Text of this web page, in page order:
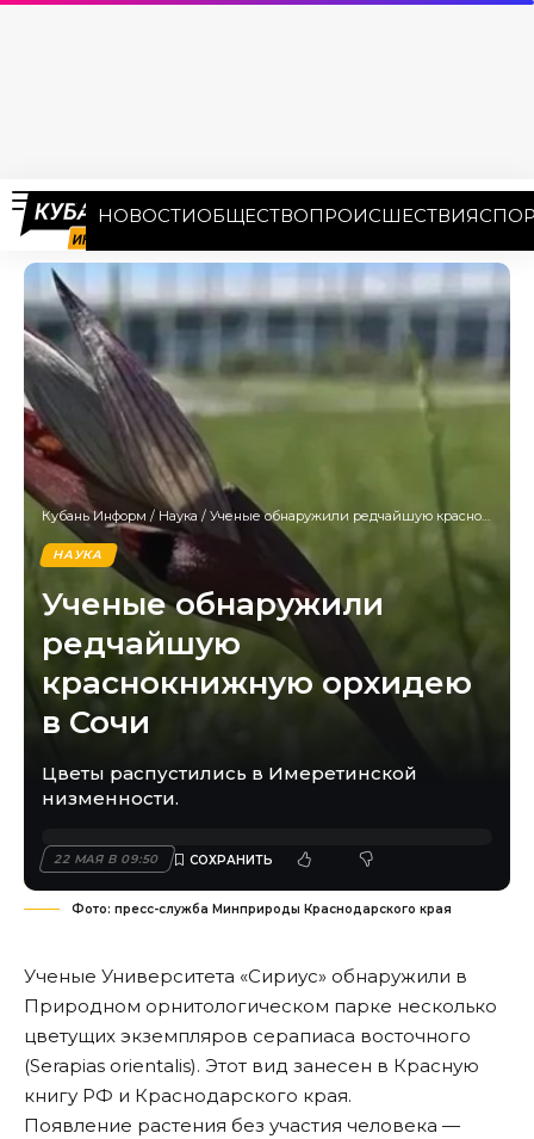
НОВОСТИОБЩЕСТВОПРОИСШЕСТВИЯ
Кубань Информ / Наука / Ученые обнаружили редчайшую краснокнижную орхидею в Сочи
НАУКА
Ученые обнаружили
редчайшую
краснокнижную орхидею
в Сочи
Цветы распустились в Имеретинской
низменности.
22 МАЯ В 09:50
Фото: пресс-служба Минприроды Краснодарского края
Ученые Университета «Сириус» обнаружили в
Природном орнитологическом парке несколько
цветущих экземпляров серапиаса восточного
(Serapias orientalis). Этот вид занесен в Красную
книгу РФ и Краснодарского края.
Появление растения без участия человека —